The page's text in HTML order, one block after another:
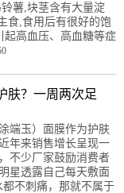
薯,块茎含有大量淀
食,食用后有很好的饱
起高血压、高血糖等症
肤？一周两次足
端玉）面膜作为护肤
年来销售增长呈现一
不少厂家鼓励消费者
星透露自己每天敷面
不刺痛，那就不属于